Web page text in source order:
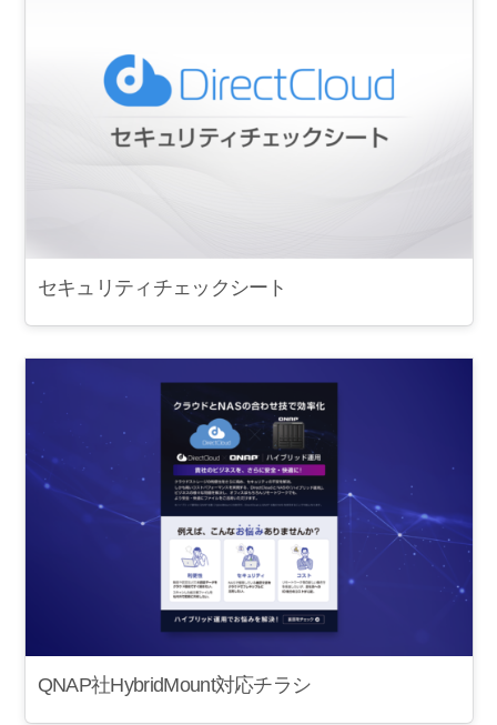
セキュリティチェックシート
QNAP社HybridMount対応チラシ